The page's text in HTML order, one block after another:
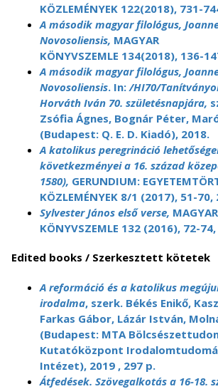
KÖZLEMÉNYEK 122(2018), 731-
A második magyar filológus,
Novosoliensis, MAGYAR
KÖNYVSZEMLE 134(2018), 136-
A második magyar filológus,
Novosoliensis. In:/HI70/
Horváth Iván 70. születésnapjára,
Zsófia Ágnes, Bognár Péter,
(Budapest: Q. E. D. Kiadó), 2018.
A katolikus peregrináció
következményei a 16. század
1580), GERUNDIUM:
KÖZLEMÉNYEK 8/1 (2017), 51-70,
Sylvester János első verse, MAGYAR
KÖNYVSZEMLE 132 (2016), 72-
Edited books / Szerkesztett kötetek
A reformáció és a katolikus
irodalma, szerk. Békés Enikő,
Farkas Gábor, Lázár István,
(Budapest: MTA
Kutatóközpont
Intézet), 2019 , 297 p.
Átfedések. Szövegalkotás a 16-18.